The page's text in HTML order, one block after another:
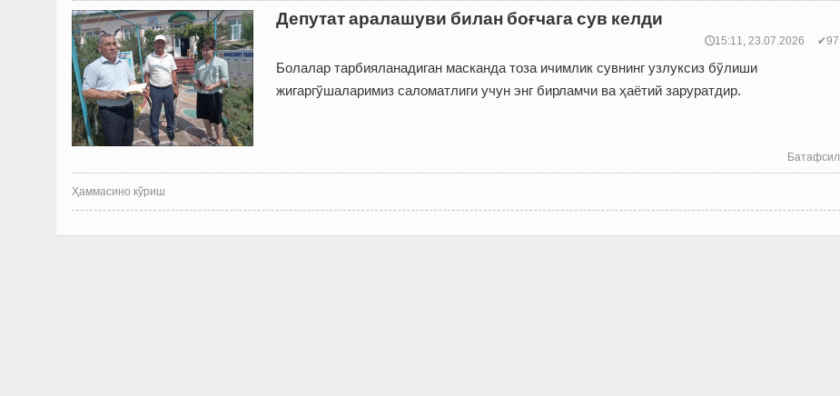
Депутат аралашуви билан боғчага сув келди
🕔15:11, 23.07.2026 ✔97
Болалар тарбияланадиган мас­канда тоза ичимлик сувнинг узлуксиз бўлиши
жигаргўшаларимиз саломатлиги учун энг бирламчи ва ҳаётий заруратдир.
Батафсил
Ҳаммасино кўриш